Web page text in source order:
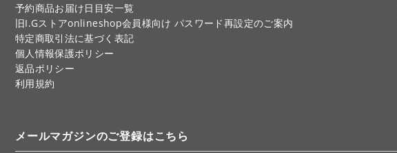
予約商品お届け日目安一覧
旧I.Gストアonlineshop会員様向け パスワード再設定のご案内
特定商取引法に基づく表記
個人情報保護ポリシー
返品ポリシー
利用規約
メールマガジンのご登録はこちら